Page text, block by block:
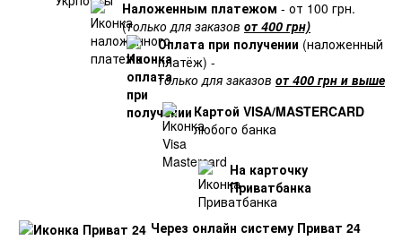
Наложенным платежом - от 100 грн.
(только для заказов от 400 грн)
Оплата при получении (наложенный
платёж) -
только для заказов от 400 грн и выше
Картой VISA/MASTERCARD
любого банка
На карточку
Приватбанка
Через онлайн систему Приват 24